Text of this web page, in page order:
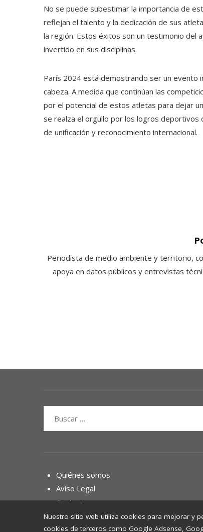
Nuestro sitio web utiliza cookies para mejorar y
cookies de terceros como Google Adsense,
No se puede subestimar la importancia de
reflejan el talento y la dedicación de sus
la región. Estos éxitos son un testimonio del
invertido en sus disciplinas.
París 2024 está demostrando ser un evento
cabeza. A medida que continúan las
por el potencial de estos atletas para dejar
se realza el orgullo por los logros deportivos
de unificación y reconocimiento internacional.
Periodista de medio ambiente y territorio,
apoya en datos públicos y entrevistas
Quiénes somos
Aviso Legal
Contacto